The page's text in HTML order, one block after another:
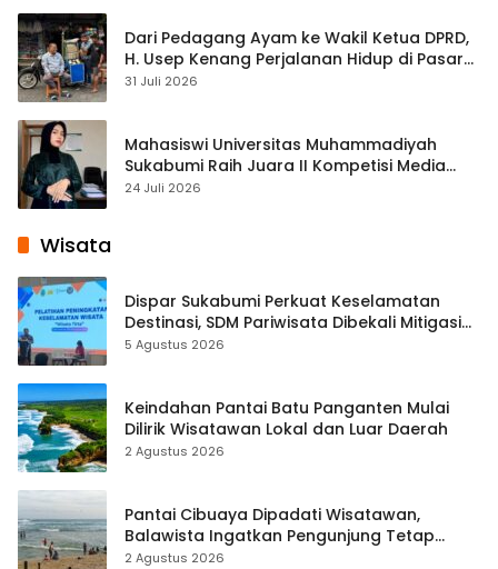
Dari Pedagang Ayam ke Wakil Ketua DPRD,
H. Usep Kenang Perjalanan Hidup di Pasar
Cisaat
31 Juli 2026
Mahasiswi Universitas Muhammadiyah
Sukabumi Raih Juara II Kompetisi Media
Pembelajaran Digital Tingkat Internasional
24 Juli 2026
Wisata
Dispar Sukabumi Perkuat Keselamatan
Destinasi, SDM Pariwisata Dibekali Mitigasi
hingga Teknik Evakuasi
5 Agustus 2026
Keindahan Pantai Batu Panganten Mulai
Dilirik Wisatawan Lokal dan Luar Daerah
2 Agustus 2026
Pantai Cibuaya Dipadati Wisatawan,
Balawista Ingatkan Pengunjung Tetap
Waspada
2 Agustus 2026